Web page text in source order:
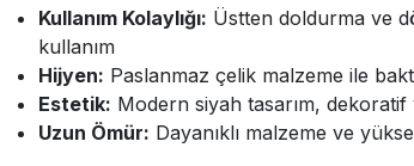
Kullanım Kolaylığı: Üstten doldurma ve
kullanım
Hijyen: Paslanmaz çelik malzeme ile
Estetik: Modern siyah tasarım, dekoratif
Uzun Ömür: Dayanıklı malzeme ve